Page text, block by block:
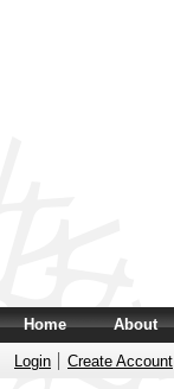
Home About
Login Create Account